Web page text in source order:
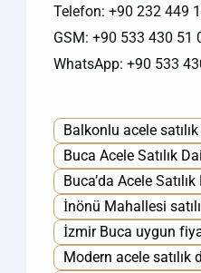
Telefon: +90 232 449
GSM: +90 533 430 51
WhatsApp: +90 533
Balkonlu acele
Buca Acele Satılık
Buca’da Acele
İnönü Mahallesi
İzmir Buca uygun
Modern acele satılık